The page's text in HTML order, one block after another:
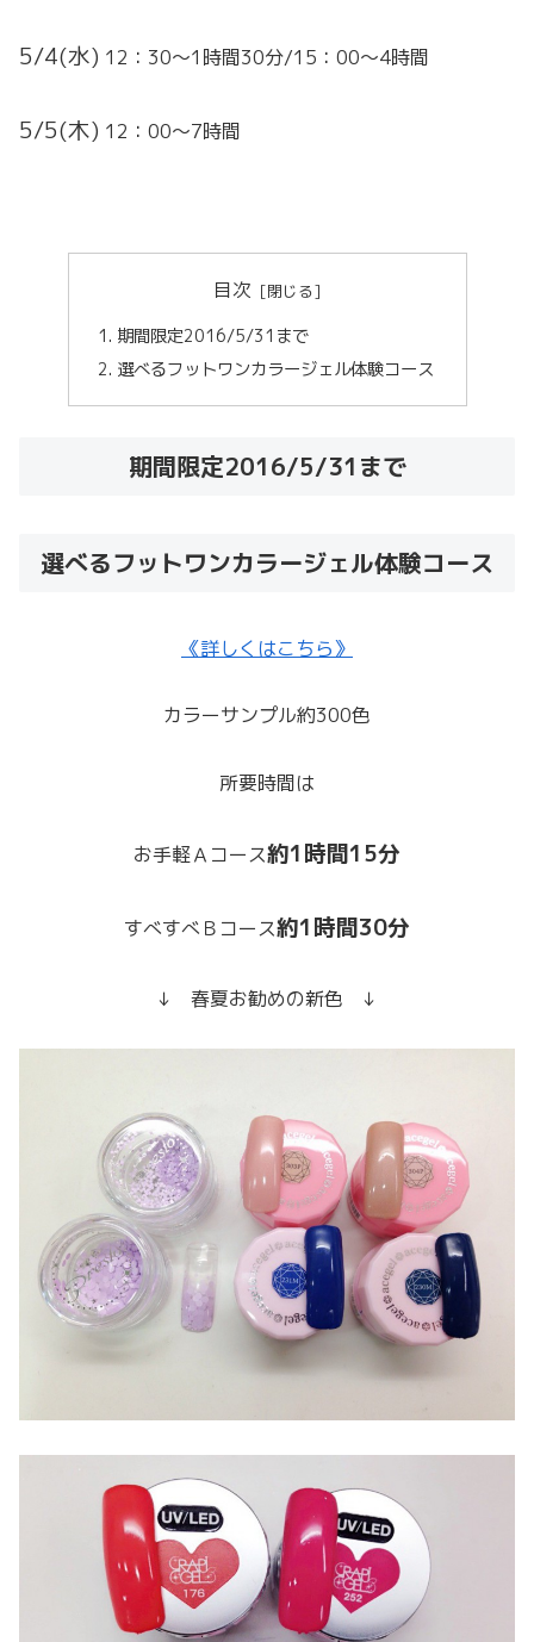
5/4(水) 12：30～1時間30分/15：00～4時間
5/5(木) 12：00～7時間
目次
期間限定2016/5/31まで
選べるフットワンカラージェル体験コース
期間限定2016/5/31まで
選べるフットワンカラージェル体験コース
《詳しくはこちら》
カラーサンプル約300色
所要時間は
お手軽Ａコース約1時間15分
すべすべＢコース約1時間30分
↓ 春夏お勧めの新色 ↓